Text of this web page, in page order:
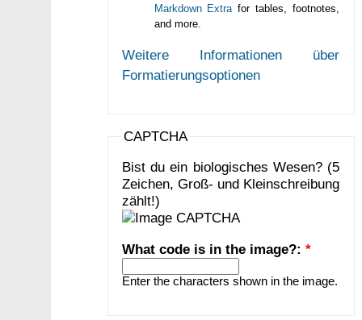
Markdown Extra for tables, footnotes,
and more.
Weitere Informationen über
Formatierungsoptionen
CAPTCHA
Bist du ein biologisches Wesen? (5
Zeichen, Groß- und Kleinschreibung
zählt!)
What code is in the image?:*
Enter the characters shown in the image.